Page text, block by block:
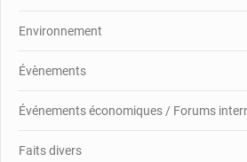
Environnement
Évènements
Événements économiques / Forums
Faits divers